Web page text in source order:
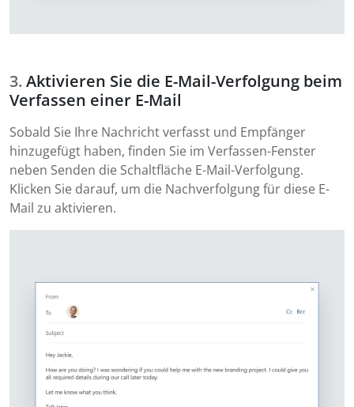
Aktivieren Sie die E-Mail-Verfolgung beim
Verfassen einer E-Mail
Sobald Sie Ihre Nachricht verfasst und Empfänger
hinzugefügt haben, finden Sie im Verfassen-Fenster
neben Senden die Schaltfläche E-Mail-Verfolgung.
Klicken Sie darauf, um die Nachverfolgung für diese E-
Mail zu aktivieren.